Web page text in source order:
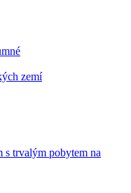
zemí
s trvalým pobytem na